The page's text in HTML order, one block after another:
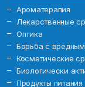
Ароматерапия
Лекарственные
Оптика
Борьба с
Косметические
Биологически
Продукты питания